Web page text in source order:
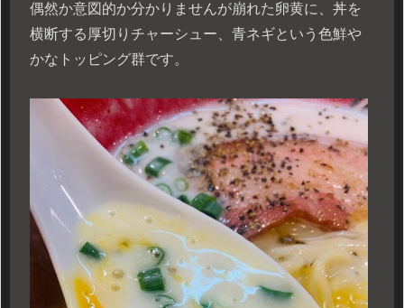
偶然か意図的か分かりませんが崩れた卵黄に、丼を
横断する厚切りチャーシュー、青ネギという色鮮や
かなトッピング群です。